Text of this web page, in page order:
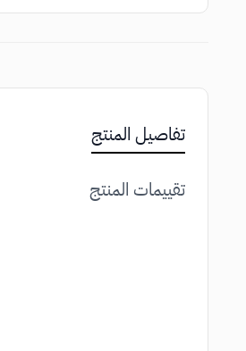
تفاصيل المنتج
تقييمات المنتج